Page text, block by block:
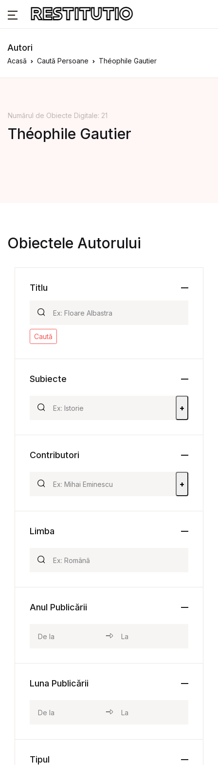
Autori
Acasă Caută Persoane Théophile Gautier
Numărul de Obiecte Digitale: 21
Théophile Gautier
Obiectele Autorului
Titlu
Caută
Subiecte
+
Contributori
+
Limba
Anul Publicării
Luna Publicării
Tipul